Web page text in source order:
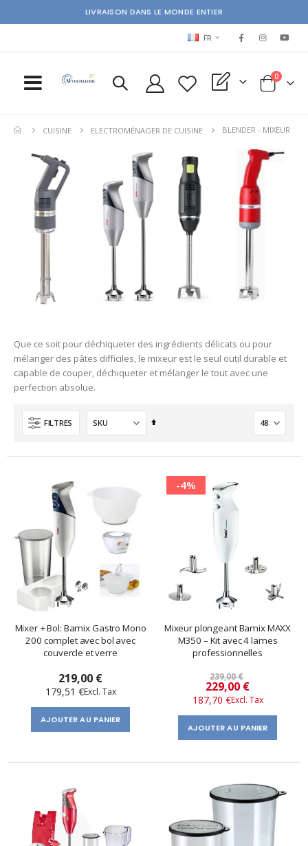
LIVRAISON DANS LE MONDE ENTIER
LANGUAGE
FR
My Quote Cart
0items
CUISINE ELECTROMÉNAGER DE CUISINE BLENDER - MIXEUR
Que ce soit pour déchiqueter des ingrédients délicats ou pour
mélanger des pâtes difficiles, le mixeur est le seul outil durable et
capable de couper, déchiqueter et mélanger le tout avec une
perfection absolue.
FILTRES
Ordre
Mixer + Bol: Bamix Gastro Mono
200 complet avec bol avec
couvercle et verre
219,00 €
179,51 €
AJOUTER AU PANIER
-4%
Mixeur plongeant Bamix MAXX
M350 – Kit avec 4 lames
professionnelles
239,00 €
Prix
spécial
229,00 €
187,70 €
AJOUTER AU PANIER